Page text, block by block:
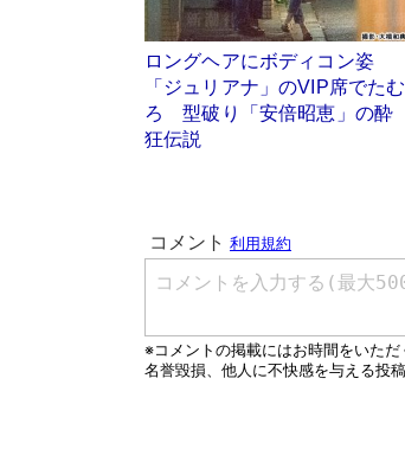
ロングヘアにボディコン姿
「ジュリアナ」のVIP席でたむ
ろ 型破り「安倍昭恵」の酔
狂伝説